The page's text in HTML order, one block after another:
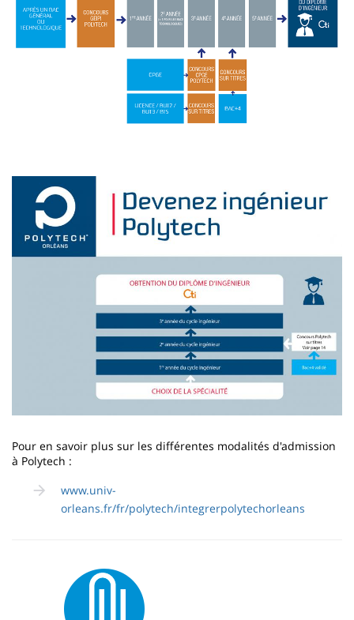
Pour en savoir plus sur les différentes modalités d'admission
à Polytech :
www.univ-
orleans.fr/fr/polytech/integrerpolytechorleans